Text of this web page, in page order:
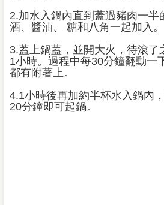
2.加水入鍋內直到蓋過豬肉一半
酒、醬油、 糖和八角一起加入。
3.蓋上鍋蓋，並開大火，待滾了
1小時。過程中每30分鐘翻動一
都有附著上。
4.1小時後再加約半杯水入鍋內
20分鐘即可起鍋。